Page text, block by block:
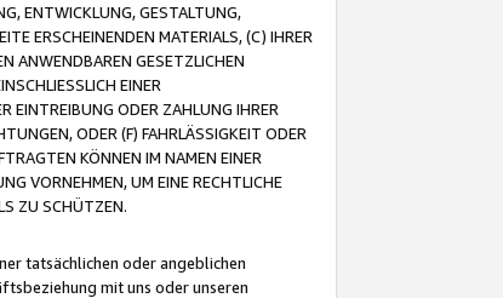
ENTWICKLUNG, GESTALTUNG,
ERSCHEINENDEN MATERIALS, (C) IHRER
ANWENDBAREN GESETZLICHEN
EINER
EINTREIBUNG ODER ZAHLUNG IHRER
ODER (F) FAHRLÄSSIGKEIT ODER
KÖNNEN IM NAMEN EINER
VORNEHMEN, UM EINE RECHTLICHE
ZU SCHÜTZEN.
tatsächlichen oder angeblichen
mit uns oder unseren